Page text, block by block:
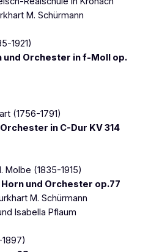
M. Schürmann
1921)
Orchester in f-Moll op.
(1756-1791)
in C-Dur KV 314
Molbe (1835-1915)
und Orchester op.77
M. Schürmann
Isabella Pflaum